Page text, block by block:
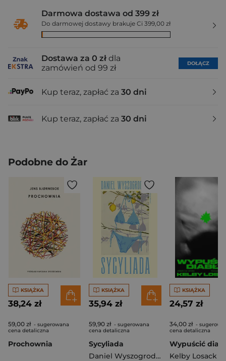
Darmowa dostawa od 399 zł
Do darmowej dostawy brakuje Ci 399,00 zł
Dostawa za 0 zł dla
zamówień od 99 zł
DOŁĄCZ
Kup teraz, zapłać za 30 dni
Kup teraz, zapłać za 30 dni
Podobne do Żar
KSIĄŻKA
38,24 zł
59,00 zł - sugerowana
cena detaliczna
Prochownia
KSIĄŻKA
35,94 zł
59,90 zł - sugerowana
cena detaliczna
Sycyliada
Daniel Wyszogrodzki
KSIĄŻKA
24,57 zł
34,00 zł -
cena detaliczna
Wypuścić
Kelby Losack